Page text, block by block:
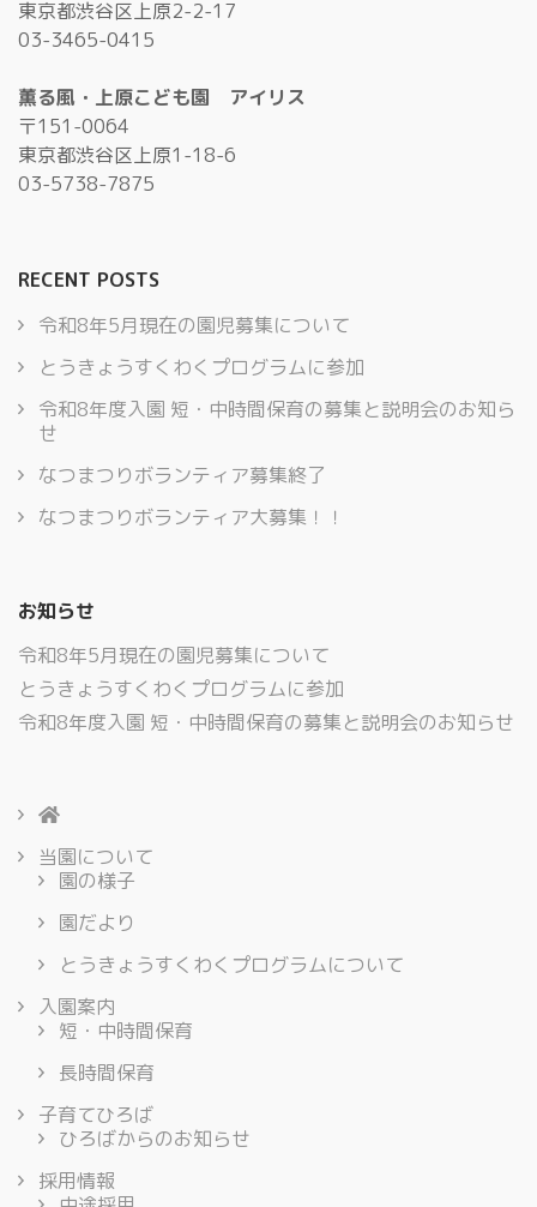
東京都渋谷区上原2-2-17
03-3465-0415
薫る風・上原こども園 アイリス
〒151-0064
東京都渋谷区上原1-18-6
03-5738-7875
RECENT POSTS
令和8年5月現在の園児募集について
とうきょうすくわくプログラムに参加
令和8年度入園 短・中時間保育の募集と説明会のお知ら
せ
なつまつりボランティア募集終了
なつまつりボランティア大募集！！
お知らせ
令和8年5月現在の園児募集について
とうきょうすくわくプログラムに参加
令和8年度入園 短・中時間保育の募集と説明会のお知らせ
当園について
園の様子
園だより
とうきょうすくわくプログラムについて
入園案内
短・中時間保育
長時間保育
子育てひろば
ひろばからのお知らせ
採用情報